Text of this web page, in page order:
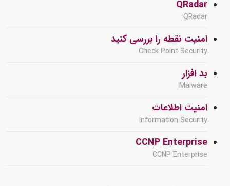
QRadar
QRadar
امنیت نقطه را بررسی کنید
Check Point Security
بد افزار
Malware
امنیت اطلاعات
Information Security
CCNP Enterprise
CCNP Enterprise